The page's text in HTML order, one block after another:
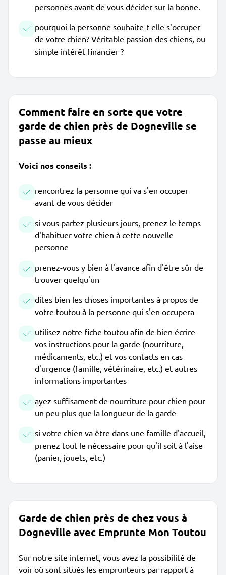
personnes avant de vous décider sur la bonne.
pourquoi la personne souhaite-t-elle s'occuper
de votre chien? Véritable passion des chiens, ou
simple intérêt financier ?
Comment faire en sorte que votre
garde de chien près de Dogneville se
passe au mieux
Voici nos conseils :
rencontrez la personne qui va s'en occuper
avant de vous décider
si vous partez plusieurs jours, prenez le temps
d'habituer votre chien à cette nouvelle
personne
prenez-vous y bien à l'avance afin d'être sûr de
trouver quelqu'un
dites bien les choses importantes à propos de
votre toutou à la personne qui s'en occupera
utilisez notre fiche toutou afin de bien écrire
vos instructions pour la garde (nourriture,
médicaments, etc.) et vos contacts en cas
d'urgence (famille, vétérinaire, etc.) et autres
informations importantes
ayez suffisament de nourriture pour chien pour
un peu plus que la longueur de la garde
si votre chien va être dans une famille d'accueil,
prenez tout le nécessaire pour qu'il soit à l'aise
(panier, jouets, etc.)
Garde de chien près de chez vous à
Dogneville avec Emprunte Mon Toutou
Sur notre site internet, vous avez la possibilité de
voir où sont situés les emprunteurs par rapport à